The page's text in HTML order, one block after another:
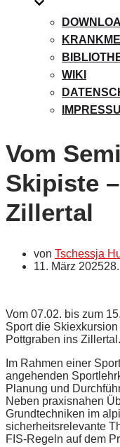
WIKI
Vom
Skipiste
Zillertal
von Tschessja
11. März 2025
Vom 07.02. bis zum
Sport die
Pottgraben ins Zillertal.
Im Rahmen einer
angehenden
Planung und
Neben praxisnahen
Grundtechniken im
sicherheitsrelevante
FIS-Regeln auf dem